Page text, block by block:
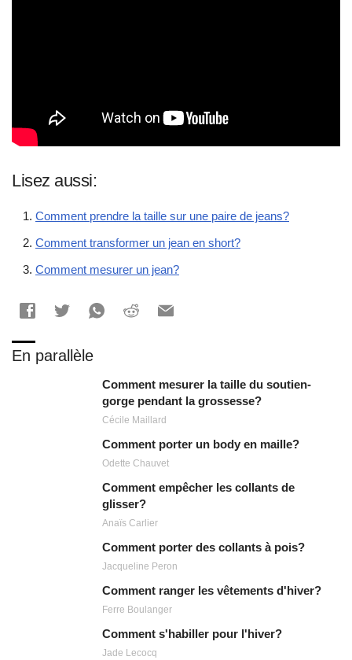
Lisez aussi:
Comment prendre la taille sur une paire de jeans?
Comment transformer un jean en short?
Comment mesurer un jean?
En parallèle
Comment mesurer la taille du soutien-
gorge pendant la grossesse?
Cécile Maillard
Comment porter un body en maille?
Odette Chauvet
Comment empêcher les collants de
glisser?
Anaïs Carlier
Comment porter des collants à pois?
Jacqueline Peron
Comment ranger les vêtements d'hiver?
Ferre Boulanger
Comment s'habiller pour l'hiver?
Jade Lecocq